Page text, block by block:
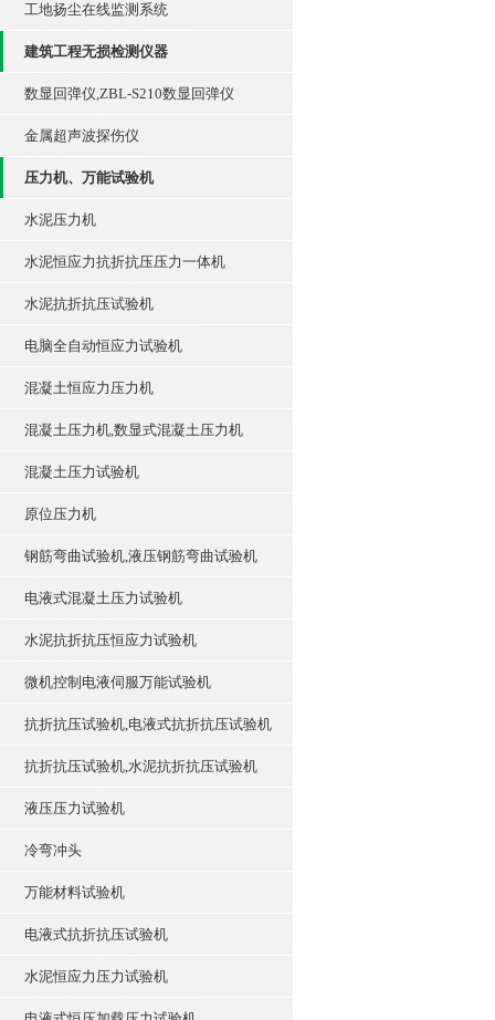
工地扬尘在线监测系统
建筑工程无损检测仪器
数显回弹仪,ZBL-S210数显回弹仪
金属超声波探伤仪
压力机、万能试验机
水泥压力机
水泥恒应力抗折抗压压力一体机
水泥抗折抗压试验机
电脑全自动恒应力试验机
混凝土恒应力压力机
混凝土压力机,数显式混凝土压力机
混凝土压力试验机
原位压力机
钢筋弯曲试验机,液压钢筋弯曲试验机
电液式混凝土压力试验机
水泥抗折抗压恒应力试验机
微机控制电液伺服万能试验机
抗折抗压试验机,电液式抗折抗压试验机
抗折抗压试验机,水泥抗折抗压试验机
液压压力试验机
冷弯冲头
万能材料试验机
电液式抗折抗压试验机
水泥恒应力压力试验机